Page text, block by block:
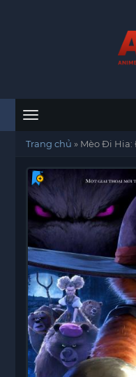
Menu
Trang chủ » Mèo Đi Hia: